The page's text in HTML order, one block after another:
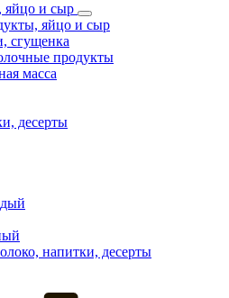
яйцо и сыр
яйцо и сыр
сгущенка
продукты
масса
десерты
напитки, десерты